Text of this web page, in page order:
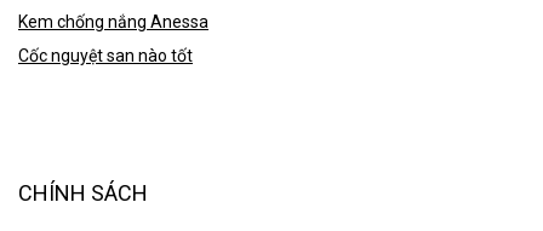
Kem chống nắng Anessa
Cốc nguyệt san nào tốt
CHÍNH SÁCH